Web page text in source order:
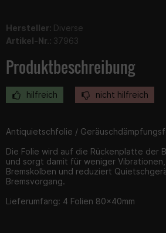
Hersteller: Diverse
Artikel-Nr.: 37963
Produktbeschreibung
hilfreich nicht hilfreich
Antiquietschfolie /
Die Folie wird auf die Rückenplatte der
und sorgt damit für weniger
Bremskolben und reduziert
Bremsvorgang.
Lieferumfang: 4 Folien 80x40mm